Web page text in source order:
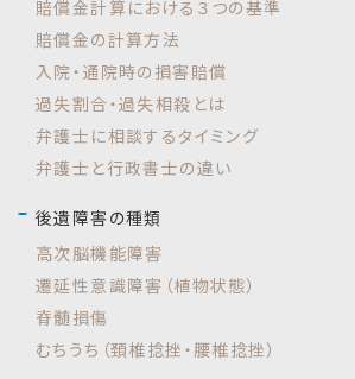
賠償金計算における３つの基準
賠償金の計算方法
入院・通院時の損害賠償
過失割合・過失相殺とは
弁護士に相談するタイミング
弁護士と行政書士の違い
後遺障害の種類
高次脳機能障害
遷延性意識障害（植物状態）
脊髄損傷
むちうち（頚椎捻挫・腰椎捻挫）